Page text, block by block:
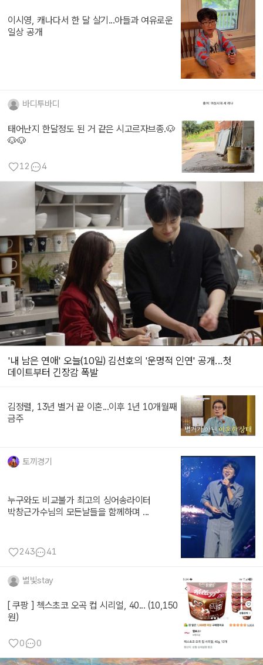
이시영, 캐나다서 한 달 살기...아들과 여유로운
일상 공개
바디투바디
태어난지 한달정도 된 거 같은 시고르자브종.🐶
🐶🐶
12 4
'내 남은 연애' 오늘(10일) 김선호의 '운명적 인연' 공개...첫
데이트부터 긴장감 폭발
김정렬, 13년 별거 끝 이혼...이후 1년 10개월째
금주
토끼경기
누구와도 비교불가 최고의 싱어송라이터
박창근가수님의 모든날들을 함께하며 ...
243 41
별빛stay
[ 쿠팡 ] 첵스초코 오곡 컵 시리얼, 40... (10,150
원)
0 0